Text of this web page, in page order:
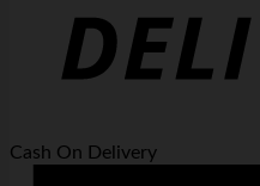
Cash On Delivery